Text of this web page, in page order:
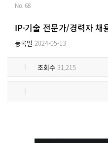
No. 68
IP·기술 전문가/경력자 채
등록일 2024-05-13
조회수 31,215